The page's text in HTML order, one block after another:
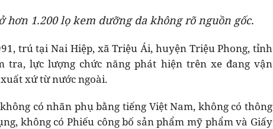
hơn 1.200 lọ kem dưỡng da không rõ nguồn gốc.
trú tại Nai Hiệp, xã Triệu Ái, huyện Triệu Phong, tỉnh
tra, lực lượng chức năng phát hiện trên xe đang vận
xứ từ nước ngoài.
có nhãn phụ bằng tiếng Việt Nam, không có thông
không có Phiếu công bố sản phẩm mỹ phẩm và Giấy